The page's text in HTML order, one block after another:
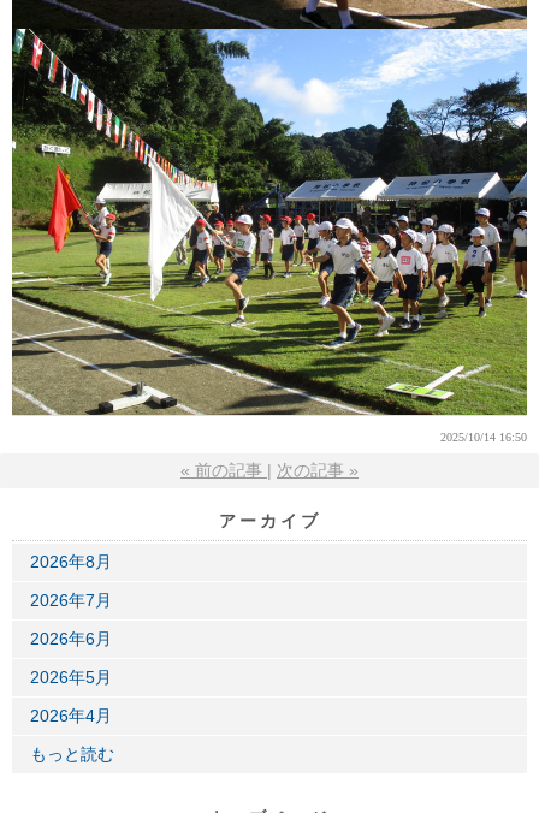
2025/10/14 16:50
« 前の記事 次の記事 »
アーカイブ
2026年8月
2026年7月
2026年6月
2026年5月
2026年4月
もっと読む